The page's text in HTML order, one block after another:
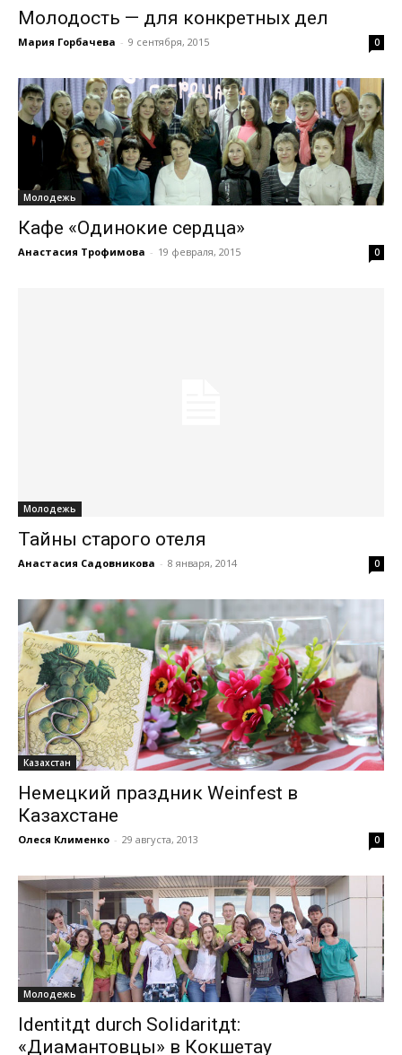
Молодость — для конкретных дел
Мария Горбачева - 9 сентября, 2015 0
Молодежь
Кафе «Одинокие сердца»
Анастасия Трофимова - 19 февраля, 2015 0
Молодежь
Тайны старого отеля
Анастасия Садовникова - 8 января, 2014 0
Казахстан
Немецкий праздник Weinfest в
Казахстане
Олеся Клименко - 29 августа, 2013 0
Молодежь
Identitдt durch Solidaritдt:
«Диамантовцы» в Кокшетау